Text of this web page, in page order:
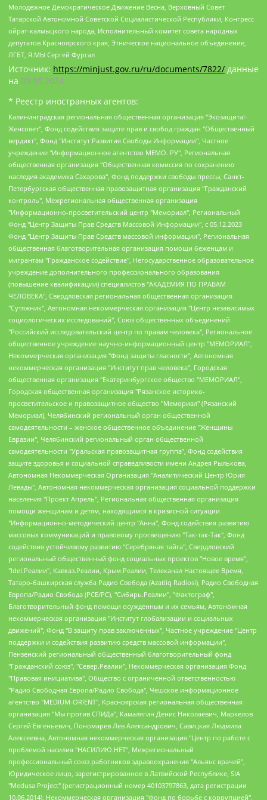
Молодежное Демократическое Движение Весна, Верховный Совет
Татарской Автономной Советской Социалистической Республики, Конгресс
ойрат-калмыцкого народа, Исполнительный комитет совета народных
депутатов Красноярского края, Этническое национальное объединение,
ЛГБТ, Я.МЫ Сергей Фургал
Источник: https://minjust.gov.ru/ru/documents/7822/ данные
на 03.05.2024
* Реестр иностранных агентов:
Калининградская региональная общественная организация "Экозащита!-Женсовет", Фонд содействия защите прав и свобод граждан "Общественный вердикт", Фонд "Институт Развития Свободы Информации", Частное учреждение "Информационное агентство МЕМО. РУ", Региональная общественная организация "Общественная комиссия по сохранению наследия академика Сахарова", Фонд поддержки свободы прессы, Санкт-Петербургская общественная правозащитная организация "Гражданский контроль", Межрегиональная общественная организация "Информационно-просветительский центр "Мемориал", Региональный Фонд "Центр Защиты Прав Средств Массовой Информации", с 05.12.2023 Фонд "Центр Защиты Прав Средств массовой информации", Региональная общественная благотворительная организация помощи беженцам и мигрантам "Гражданское содействие", Негосударственное образовательное учреждение дополнительного профессионального образования (повышение квалификации) специалистов "АКАДЕМИЯ ПО ПРАВАМ ЧЕЛОВЕКА", Свердловская региональная общественная организация "Сутяжник", Автономная некоммерческая организация "Центр независимых социологических исследований", Союз общественных объединений "Российский исследовательский центр по правам человека", Региональное общественное учреждение научно-информационный центр "МЕМОРИАЛ", Некоммерческая организация "Фонд защиты гласности", Автономная некоммерческая организация "Институт прав человека", Городская общественная организация "Екатеринбургское общество "МЕМОРИАЛ", Городская общественная организация "Рязанское историко-просветительское и правозащитное общество "Мемориал" (Рязанский Мемориал), Челябинский региональный орган общественной самодеятельности – женское общественное объединение "Женщины Евразии", Челябинский региональный орган общественной самодеятельности "Уральская правозащитная группа", Фонд содействия защите здоровья и социальной справедливости имени Андрея Рылькова, Автономная Некоммерческая Организация "Аналитический Центр Юрия Левады", Автономная некоммерческая организация социальной поддержки населения "Проект Апрель", Региональная общественная организация помощи женщинам и детям, находящимся в кризисной ситуации "Информационно-методический центр "Анна", Фонд содействия развитию массовых коммуникаций и правовому просвещению "Так-так-Так", Фонд содействия устойчивому развитию "Серебряная тайга", Свердловский региональный общественный фонд социальных проектов "Новое время", "Idel.Реалии", Кавказ.Реалии, Крым.Реалии, Телеканал Настоящее Время, Татаро-башкирская служба Радио Свобода (Azatliq Radiosi), Радио Свободная Европа/Радио Свобода (PCE/PC), "Сибирь.Реалии", "Фактограф", Благотворительный фонд помощи осужденным и их семьям, Автономная некоммерческая организация "Институт глобализации и социальных движений", Фонд "В защиту прав заключенных", Частное учреждение "Центр поддержки и содействия развитию средств массовой информации", Пензенский региональный общественный благотворительный фонд "Гражданский союз", "Север.Реалии", Некоммерческая организация Фонд "Правовая инициатива", Общество с ограниченной ответственностью "Радио Свободная Европа/Радио Свобода", Чешское информационное агентство "MEDIUM-ORIENT", Красноярская региональная общественная организация "Мы против СПИДа", Камалягин Денис Николаевич, Маркелов Сергей Евгеньевич, Пономарев Лев Александрович, Савицкая Людмила Алексеевна, Автономная некоммерческая организация "Центр по работе с проблемой насилия "НАСИЛИЮ.НЕТ", Межрегиональный профессиональный союз работников здравоохранения "Альянс врачей", Юридическое лицо, зарегистрированное в Латвийской Республике, SIA "Medusa Project" (регистрационный номер 40103797863, дата регистрации 10.06.2014), Некоммерческая организация "Фонд по борьбе с коррупцией", Автономная некоммерческая организация "Институт права и публичной политики", Баданин Роман Сергеевич, Гликин Максим Александрович, Железнова Мария Михайловна, Лукьянова Юлия Сергеевна, Маетная Елизавета Витальевна, Маняхин Петр Борисович, Чуракова Ольга Владимировна, Ярош Юлия Петровна, Юридическое лицо "The Insider SIA", зарегистрированное в Риге, Латвийская Республика (дата регистрации 26.06.2015), являющееся администратором доменного имени интернет-издания "The Insider SIA", https://theins.ru, Постернак Алексей Евгеньевич, Рубин Михаил Аркадьевич, Анин Роман Александрович, Юридическое лицо Istories fonds, зарегистрированное в Латвийской Республике (регистрационный номер 50008295751, дата регистрации 24.02.2020), Великовский Дмитрий Александрович, Долинина Ирина Николаевна, Мароховская Алеся Алексеевна, Шлейнов Роман Юрьевич, Шмагун Олеся Валентиновна, Общество с ограниченной ответственностью "Альтаир 2021", Общество с ограниченной ответственностью "Вега 2021", Общество с ограниченной ответственностью "Главный редактор 2021", Общество с ограниченной ответственностью "Ромашки монолит", Важенков Артем Валерьевич, Ивановская областная общественная организация "Центр гендерных исследований", Гурман Юрий Альбертович, Медиапроект "ОВД-Инфо", Егоров Владимир Владимирович, Жилинский Владимир Александрович, Общество с ограниченной ответственностью "ЗП", Иванова София Юрьевна, Карезина Инна Павловна, Кильтау Екатерина Викторовна, Петров Алексей Викторович, Пискунов Сергей Евгеньевич, Смирнов Сергей Сергеевич, Тихонов Михаил Сергеевич, Общество с ограниченной ответственностью "ЖУРНАЛИСТ-ИНОСТРАННЫЙ АГЕНТ", Арапова Галина Юрьевна, Вольтская Татьяна Анатольевна, Американская компания "Mason G.E.S. Anonymous Foundation" (США), являющаяся владельцем интернет-издания https://mnews.world/, Компания "Stichting Bellingcat", зарегистрированная в Нидерландах (дата регистрации 11.07.2018), Захаров Андрей Вячеславович, Клепиковская Екатерина Дмитриевна, Общество с ограниченной ответственностью "МЕМО", Перл Роман Александрович, Симонов Евгений Алексеевич, Соловьева Елена Анатольевна, Сотников Даниил Владимирович, Сурначева Елизавета Дмитриевна, Автономная некоммерческая организация по защите прав человека и информированию населения "Якутия – Наше Мнение", Общество с ограниченной ответственностью "Москоу диджитал медиа", с 26.01.2023 Общество с ограниченной ответственностью "Чайка Белые сады", Ветошкина Валерия Валерьевна, Заговора Максим Александрович, Межрегиональное общественное движение "Российская ЛГБТ - сеть", Оленичев Максим Владимирович, Павлов Иван Юрьевич, Скворцова Елена Сергеевна, Общество с ограниченной ответственностью "Как бы инагент", Кочетков Игорь Викторович, Общество с ограниченной ответственностью "Честные выборы", Еланчик Олег Александрович, Общество с ограниченной ответственностью "Нобелевский призыв", Гималова Регина Эмилевна, Григорьев Андрей Валерьевич, Григорьева Алина Александровна, Ассоциация по содействию защите прав призывников, альтернативнослужащих и военнослужащих "Правозащитная группа "Гражданин.Армия.Право", Хисамова Регина Фаритовна, Автономная некоммерческая организация по реализации социально-правовых программ "Лилит", Дальневосточное общественное движение "Маяк", Санкт-Петербургская ЛГБТ-инициативная группа "Выход", Инициативная группа ЛГБТ+ "Реверс", Алексеев Андрей Викторович, Бекбулатова Таисия Львовна, Беляев Иван Михайлович, Владыкина Елена Сергеевна, Гельман Марат Александрович, Никульшина Вероника Юрьевна, Толоконникова Надежда Андреевна, Шендерович Виктор Анатольевич, Общество с ограниченной ответственностью "Данное сообщение", Общество с ограниченной ответственностью Издательский дом "Новая глава", Айнбиндер Александра Александровна, Московский комьюнити-центр для ЛГБТ+инициатив, Благотворительный фонд развития филантропии, Deutsche Welle (Германия, Kurt-Schumacher-Strasse 3, 53113 Bonn), Борзунова Мария Михайловна, Воробьев Виктор Викторович, Голубева Анна Львовна, Константинова Алла Михайловна, Малкова Ирина Владимировна, Мурадов Мурад Абдулгалимович, Осетинская Елизавета Николаевна, Понасенков Евгений Николаевич, Ганапольский Матвей Юрьевич, Киселев Евгений Алексеевич, Борухович Ирина Григорьевна, Дремин Иван Тимофеевич, Дубровский Дмитрий Викторович, Красноярская региональная общественная организация поддержки и развития альтернативных образовательных технологий и межкультурных коммуникаций "ИНТЕРРА", Маяковская Екатерина Алексеевна, Фейгин Марк Захарович, Филимонов Андрей Викторович, Дзугкоева Регина Николаевна, Доброхотов Роман Александрович, Дудь Юрий Александрович, Елкин Сергей Владимирович, Кругликов Кирилл Игоревич, Сабунаева Мария Леонидовна, Семенов Алексей Владимирович, Шаинян Карен Багратович, Шульман Екатерина Михайловна, Асафьев Артур Валерьевич, Вахштайн Виктор Семенович, Венедиктов Алексей Алексеевич, Лушникова Екатерина Евгеньевна, Волков Леонид Михайлович, Невзоров Александр Глебович, Пархоменко Сергей Борисович, Сироткин Ярослав Николаевич, Кара-Мурза Владимир Владимирович, Баранова Наталья Владимировна, Гозман Леонид Яковлевич, Кагарлицкий Борис Юльевич, Климарев Михаил Валерьевич, Милов Владимир Станиславович, Автономная некоммерческая организация Краснодарский центр современного искусства "Типография", Моргенштерн Алишер Тагирович, Соболь Любовь Эдуардовна, Общество с ограниченной ответственностью "ЛИЗА НОРМ", Каспаров Гарри Кимович, Ходорковский Михаил Борисович, Общество с ограниченной ответственностью "Апрельские тезисы", Данилович Ирина Брониславовна, Кашин Олег Владимирович, Петров Николай Владимирович, Пивоваров Алексей Владимирович, Соколов Михаил Владимирович, Цветкова Юлия Владимировна, Чичваркин Евгений Александрович, Комитет против пыток/Команда против пыток, Общество с ограниченной ответственностью "Первый научный", Общество с ограниченной ответственностью "Вертолет и ко", Белоцерковская Вероника Борисовна, Кац Максим Евгеньевич, Лазарева Татьяна Юрьевна, Шаведдинов Руслан Табризович, Яшин Илья Валерьевич, Общество с ограниченной ответственностью "Иноагент ААВ", Алешковский Дмитрий Петрович, Альбац Евгения Марковна, Быков Дмитрий Львович, Галямина Юлия Евгеньевна, Лойко Сергей Леонидович, Мартынов Кирилл Константинович, Медведев Сергей Александрович, Крашенинников Федор Геннадиевич, Гордеева Катерина Вл